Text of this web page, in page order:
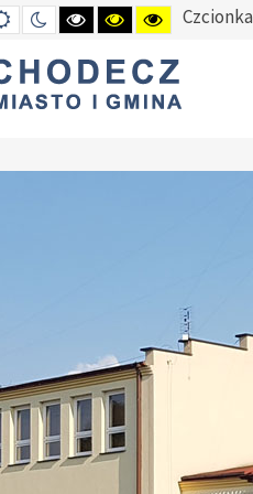
DEFAULT
MODE
TRYB
NOCNY
HIGH
CONTRAST
BLACK
WHITE
MODE
HIGH
CONTRAST
BLACK
YELLOW
MODE
HIGH
CONTRAST
YELLOW
BLACK
MODE
Czcionka